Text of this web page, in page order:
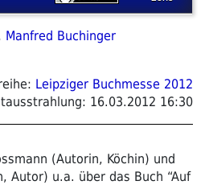
Manfred Buchinger
Leipziger Buchmesse 2012
16.03.2012 16:30
(Autorin, Köchin) und
Autor) u.a. über das Buch “Auf